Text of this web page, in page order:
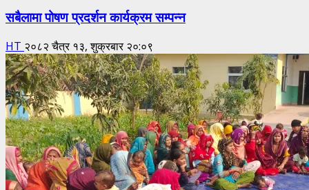
सबैलामा पोषण प्रदर्शन कार्यक्रम सम्पन्न
HT २०८२ चैत्र १३, शुक्रबार २०:०९